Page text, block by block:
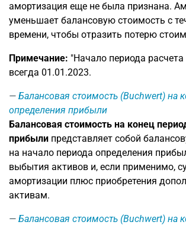
амортизация еще не была признана.
уменьшает балансовую стоимость с
времени, чтобы отразить потерю
Примечание: "Начало периода
всегда 01.01.2023.
Балансовая стоимость (Buchwert) на
определения прибыли
Балансовая стоимость на конец
прибыли представляет собой
на начало периода определения
выбытия активов и, если применимо,
амортизации плюс приобретения
активам.
Балансовая стоимость (Buchwert) на